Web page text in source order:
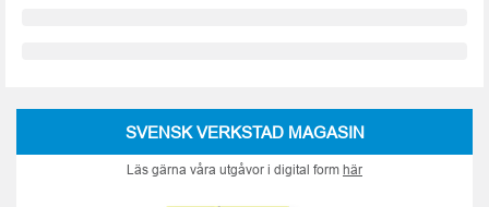
SVENSK VERKSTAD MAGASIN
Läs gärna våra utgåvor i digital form här